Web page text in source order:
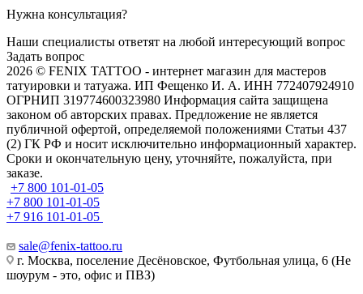
Нужна консультация?
Наши специалисты ответят на любой интересующий вопрос
Задать вопрос
2026 © FENIX TATTOO - интернет магазин для мастеров
татуировки и татуажа. ИП Фещенко И. А. ИНН 772407924910
ОГРНИП 319774600323980 Информация сайта защищена
законом об авторских правах. Предложение не является
публичной офертой, определяемой положениями Статьи 437
(2) ГК РФ и носит исключительно информационный характер.
Сроки и окончательную цену, уточняйте, пожалуйста, при
заказе.
+7 800 101-01-05
+7 800 101-01-05
+7 916 101-01-05
sale@fenix-tattoo.ru
г. Москва, поселение Десёновское, Футбольная улица, 6 (Не
шоурум - это, офис и ПВЗ)